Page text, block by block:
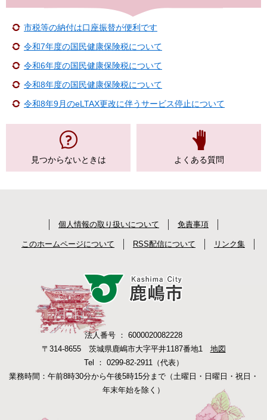
市税等の納付は口座振替が便利です
令和7年度の国民健康保険税について
令和6年度の国民健康保険税について
令和8年度の国民健康保険税について
令和8年9月のeLTAX更改に伴うサービス停止について
見つからないときは よくある質問
個人情報の取り扱いについて 免責事項
このホームページについて RSS配信について リンク集
法人番号 ： 6000020082228
〒314-8655 茨城県鹿嶋市大字平井1187番地1 地図
Tel ： 0299-82-2911（代表）
業務時間：午前8時30分から午後5時15分まで（土曜日・日曜日・祝日・
年末年始を除く）